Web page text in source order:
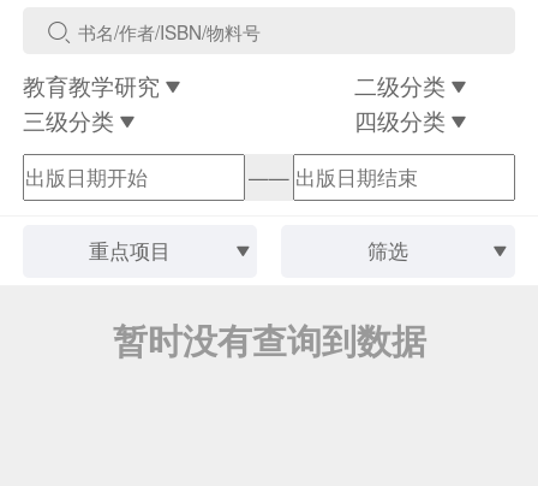
教育教学研究
二级分类
三级分类
四级分类
——
重点项目 筛选
暂时没有查询到数据